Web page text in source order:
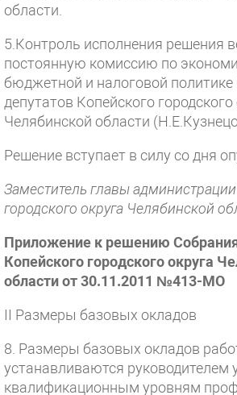
области.
5.Контроль исполнения решения
постоянную комиссию по
бюджетной и налоговой
депутатов Копейского городского
Челябинской области
Решение вступает в силу со дня
Заместитель главы
городского округа Челябинской
Приложение к решению
Копейского городского округа
области от 30.11.2011 №413-МО
II Размеры базовых окладов
8. Размеры базовых окладов
устанавливаются руководителем
квалификационным уровням